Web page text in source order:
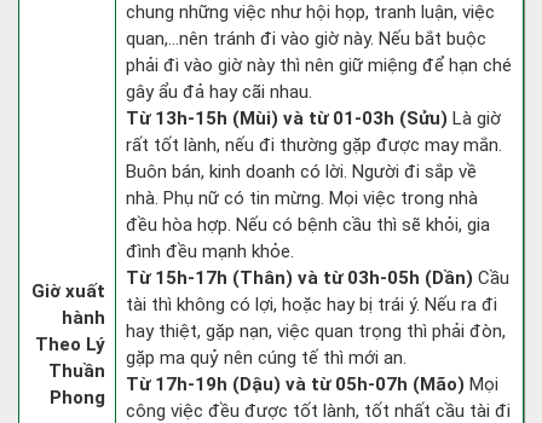
Giờ xuất
hành
Theo Lý
Thuần
Phong
chung những việc như hội họp, tranh luận, việc
quan,…nên tránh đi vào giờ này. Nếu bắt buộc
phải đi vào giờ này thì nên giữ miệng để hạn ché
gây ẩu đả hay cãi nhau.
Từ 13h-15h (Mùi) và từ 01-03h (Sửu) Là giờ
rất tốt lành, nếu đi thường gặp được may mắn.
Buôn bán, kinh doanh có lời. Người đi sắp về
nhà. Phụ nữ có tin mừng. Mọi việc trong nhà
đều hòa hợp. Nếu có bệnh cầu thì sẽ khỏi, gia
đình đều mạnh khỏe.
Từ 15h-17h (Thân) và từ 03h-05h (Dần) Cầu
tài thì không có lợi, hoặc hay bị trái ý. Nếu ra đi
hay thiệt, gặp nạn, việc quan trọng thì phải đòn,
gặp ma quỷ nên cúng tế thì mới an.
Từ 17h-19h (Dậu) và từ 05h-07h (Mão) Mọi
công việc đều được tốt lành, tốt nhất cầu tài đi